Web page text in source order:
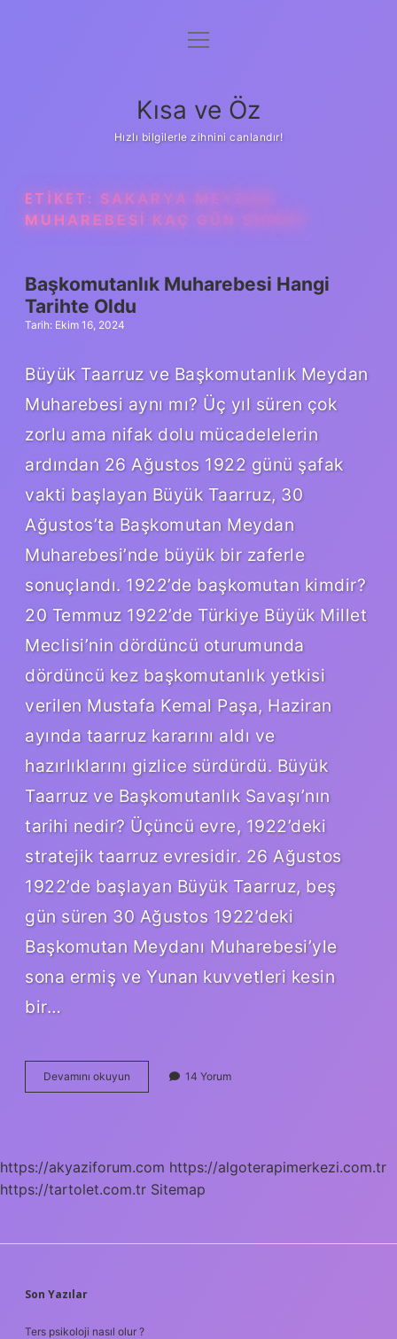
Anasayfa
Yasal Uyarı
menüyü
Kısa ve Öz
Hızlı bilgilerle zihnini canlandır!
ETIKET: SAKARYA MEYDAN
MUHAREBESI KAÇ GÜN SÜRDÜ
Başkomutanlık Muharebesi Hangi
Tarihte Oldu
Tarih: Ekim 16, 2024
Büyük Taarruz ve Başkomutanlık Meydan
Muharebesi aynı mı? Üç yıl süren çok
zorlu ama nifak dolu mücadelelerin
ardından 26 Ağustos 1922 günü şafak
vakti başlayan Büyük Taarruz, 30
Ağustos’ta Başkomutan Meydan
Muharebesi’nde büyük bir zaferle
sonuçlandı. 1922’de başkomutan kimdir?
20 Temmuz 1922’de Türkiye Büyük Millet
Meclisi’nin dördüncü oturumunda
dördüncü kez başkomutanlık yetkisi
verilen Mustafa Kemal Paşa, Haziran
ayında taarruz kararını aldı ve
hazırlıklarını gizlice sürdürdü. Büyük
Taarruz ve Başkomutanlık Savaşı’nın
tarihi nedir? Üçüncü evre, 1922’deki
stratejik taarruz evresidir. 26 Ağustos
1922’de başlayan Büyük Taarruz, beş
gün süren 30 Ağustos 1922’deki
Başkomutan Meydanı Muharebesi’yle
sona ermiş ve Yunan kuvvetleri kesin
bir…
Devamını okuyun Başkomutanlık
Muharebesi
14 Yorum
https://akyaziforum.com https://algoterapimerkezi.com.tr
https://tartolet.com.tr Sitemap
SIDEBAR
Son Yazılar
Ters psikoloji nasıl olur ?